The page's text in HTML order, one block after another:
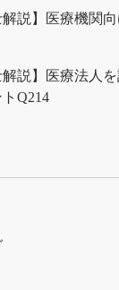
解説】医療機関
解説】医療法人
Q214